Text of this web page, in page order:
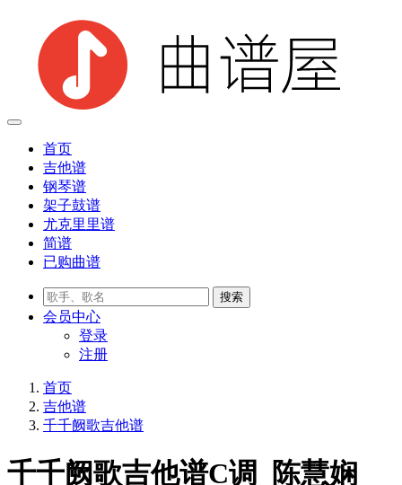
首页
吉他谱
钢琴谱
架子鼓谱
尤克里里谱
简谱
已购曲谱
会员中心
登录
注册
首页
吉他谱
千千阙歌吉他谱
千千阙歌吉他谱C调_陈慧娴_